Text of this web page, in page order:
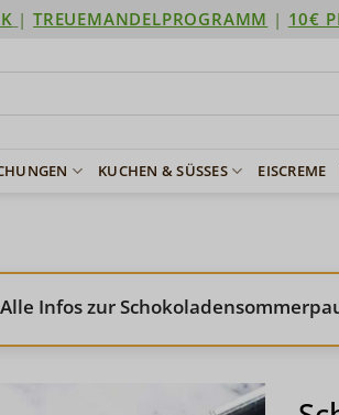
|TREUEMANDELPROGRAMM | 10€
KUCHEN & SÜSSES EISCREME
Infos zur